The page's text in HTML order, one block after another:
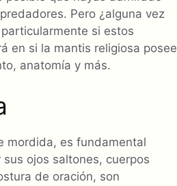
Pero ¿alguna vez
si estos
en si la mantis religiosa posee
anatomía y más.
mordida, es fundamental
ojos saltones, cuerpos
de oración, son